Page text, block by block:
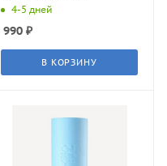
4-5 дней
990₽
В КОРЗИНУ